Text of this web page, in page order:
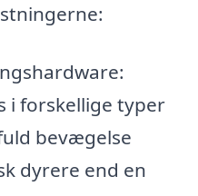
i forskellige typer
bevægelse
dyrere end en